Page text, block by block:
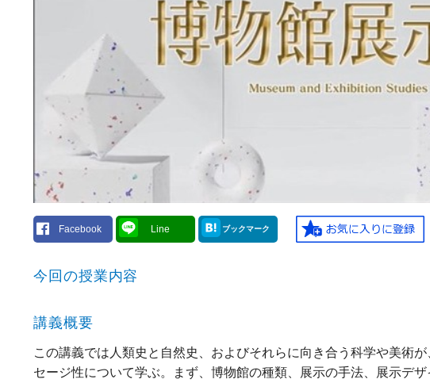
Facebook Line ブックマーク
今回の授業内容
講義概要
この講義では人類史と自然史、およびそれらに向き合う科学や美術
セージ性について学ぶ。まず、博物館の種類、展示の手法、展示デ